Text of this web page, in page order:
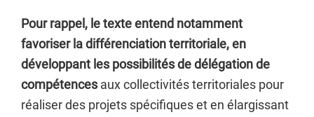
Pour rappel, le texte entend notamment
favoriser la différenciation territoriale, en
développant les possibilités de délégation de
compétences aux collectivités territoriales pour
réaliser des projets spécifiques et en élargissant